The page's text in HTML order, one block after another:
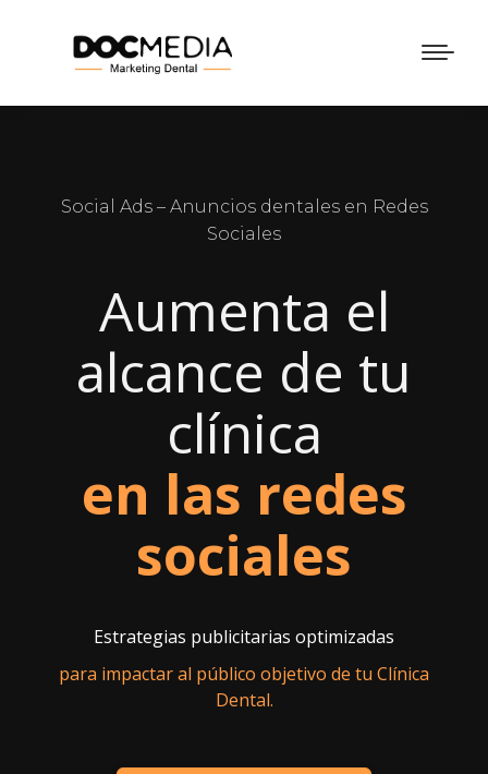
Social Ads – Anuncios dentales en Redes
Sociales
Aumenta el
alcance de tu
clínica
en las redes
sociales
Estrategias publicitarias optimizadas
para impactar al público objetivo de tu Clínica
Dental.